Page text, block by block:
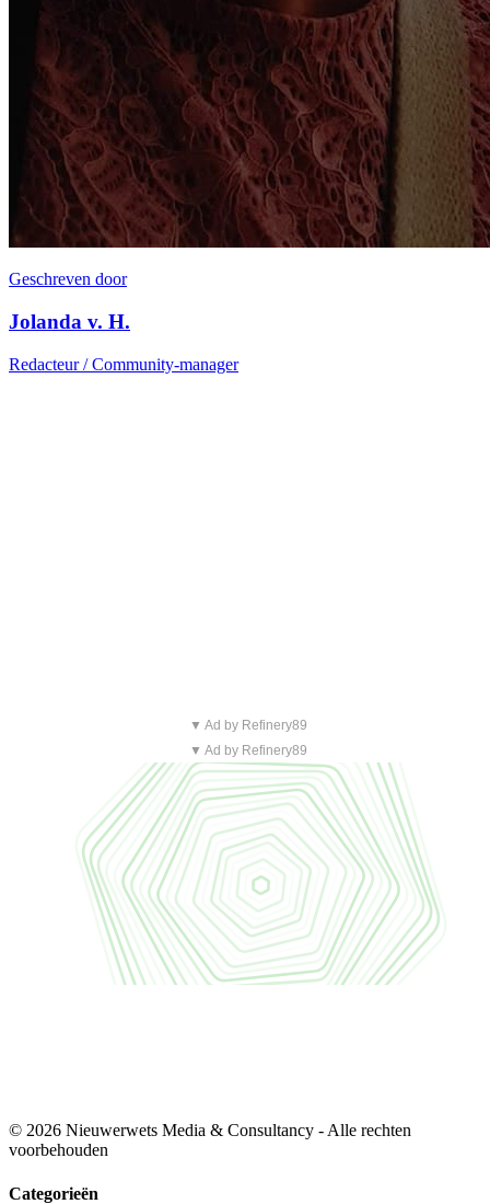
Geschreven door
Jolanda v. H.
Redacteur / Community-manager
▼ Ad by Refinery89
▼ Ad by Refinery89
© 2026 Nieuwerwets Media & Consultancy - Alle rechten
voorbehouden
Categorieën